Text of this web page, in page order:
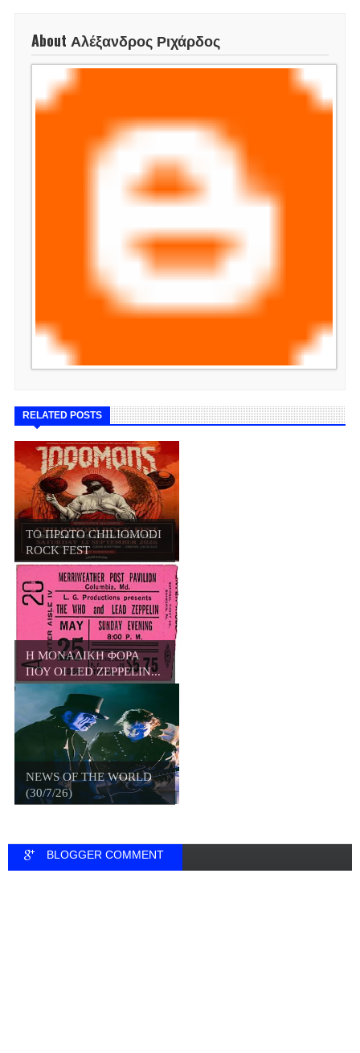
About Αλέξανδρος Ριχάρδος
RELATED POSTS
ΤΟ ΠΡΩΤΟ CHILIOMODI
ROCK FEST
Η ΜΟΝΑΔΙΚΗ ΦΟΡΑ
ΠΟΥ ΟΙ LED ZEPPELIN...
NEWS OF THE WORLD
(30/7/26)
BLOGGER COMMENT